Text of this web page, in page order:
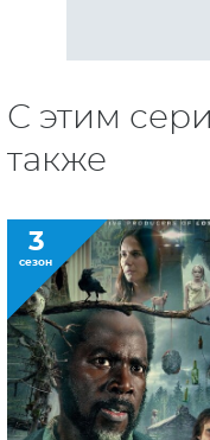
С этим
также
3
сезон